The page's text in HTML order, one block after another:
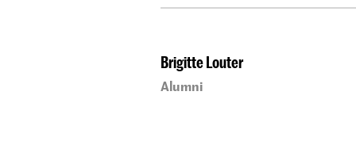
Brigitte Louter
Alumni